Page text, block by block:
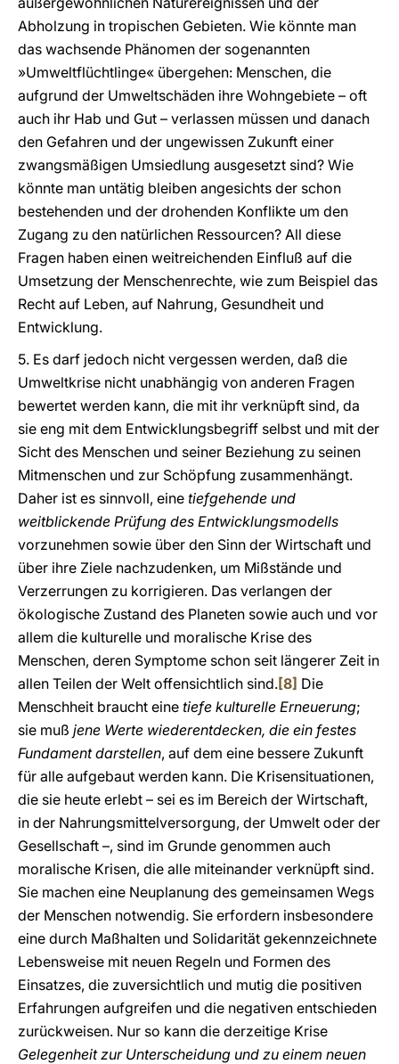
Abholzung in tropischen Gebieten. Wie könnte man
das wachsende Phänomen der sogenannten
»Umweltflüchtlinge« übergehen: Menschen, die
aufgrund der Umweltschäden ihre Wohngebiete – oft
auch ihr Hab und Gut – verlassen müssen und danach
den Gefahren und der ungewissen Zukunft einer
zwangsmäßigen Umsiedlung ausgesetzt sind? Wie
könnte man untätig bleiben angesichts der schon
bestehenden und der drohenden Konflikte um den
Zugang zu den natürlichen Ressourcen? All diese
Fragen haben einen weitreichenden Einfluß auf die
Umsetzung der Menschenrechte, wie zum Beispiel das
Recht auf Leben, auf Nahrung, Gesundheit und
Entwicklung.
5. Es darf jedoch nicht vergessen werden, daß die
Umweltkrise nicht unabhängig von anderen Fragen
bewertet werden kann, die mit ihr verknüpft sind, da
sie eng mit dem Entwicklungsbegriff selbst und mit der
Sicht des Menschen und seiner Beziehung zu seinen
Mitmenschen und zur Schöpfung zusammenhängt.
Daher ist es sinnvoll, eine tiefgehende und
weitblickende Prüfung des Entwicklungsmodells
vorzunehmen sowie über den Sinn der Wirtschaft und
über ihre Ziele nachzudenken, um Mißstände und
Verzerrungen zu korrigieren. Das verlangen der
ökologische Zustand des Planeten sowie auch und vor
allem die kulturelle und moralische Krise des
Menschen, deren Symptome schon seit längerer Zeit in
allen Teilen der Welt offensichtlich sind.[8] Die
Menschheit braucht eine tiefe kulturelle Erneuerung;
sie muß jene Werte wiederentdecken, die ein festes
Fundament darstellen, auf dem eine bessere Zukunft
für alle aufgebaut werden kann. Die Krisensituationen,
die sie heute erlebt – sei es im Bereich der Wirtschaft,
in der Nahrungsmittelversorgung, der Umwelt oder der
Gesellschaft –, sind im Grunde genommen auch
moralische Krisen, die alle miteinander verknüpft sind.
Sie machen eine Neuplanung des gemeinsamen Wegs
der Menschen notwendig. Sie erfordern insbesondere
eine durch Maßhalten und Solidarität gekennzeichnete
Lebensweise mit neuen Regeln und Formen des
Einsatzes, die zuversichtlich und mutig die positiven
Erfahrungen aufgreifen und die negativen entschieden
zurückweisen. Nur so kann die derzeitige Krise
Gelegenheit zur Unterscheidung und zu einem neuen